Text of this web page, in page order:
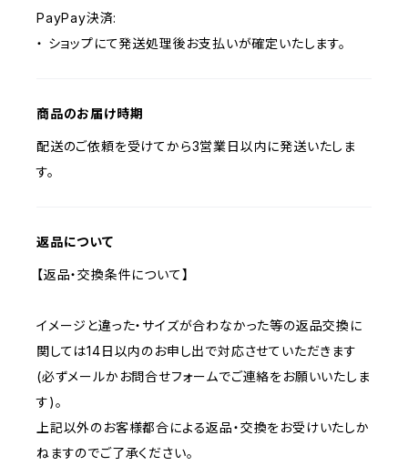
PayPay決済:
・ ショップにて発送処理後お支払いが確定いたします。
商品のお届け時期
配送のご依頼を受けてから3営業日以内に発送いたしま
す。
返品について
【返品・交換条件について】
イメージと違った・サイズが合わなかった等の返品交換に
関しては14日以内のお申し出で対応させていただきます
(必ずメールかお問合せフォームでご連絡をお願いいたしま
す)。
上記以外のお客様都合による返品・交換をお受けいたしか
ねますのでご了承ください。